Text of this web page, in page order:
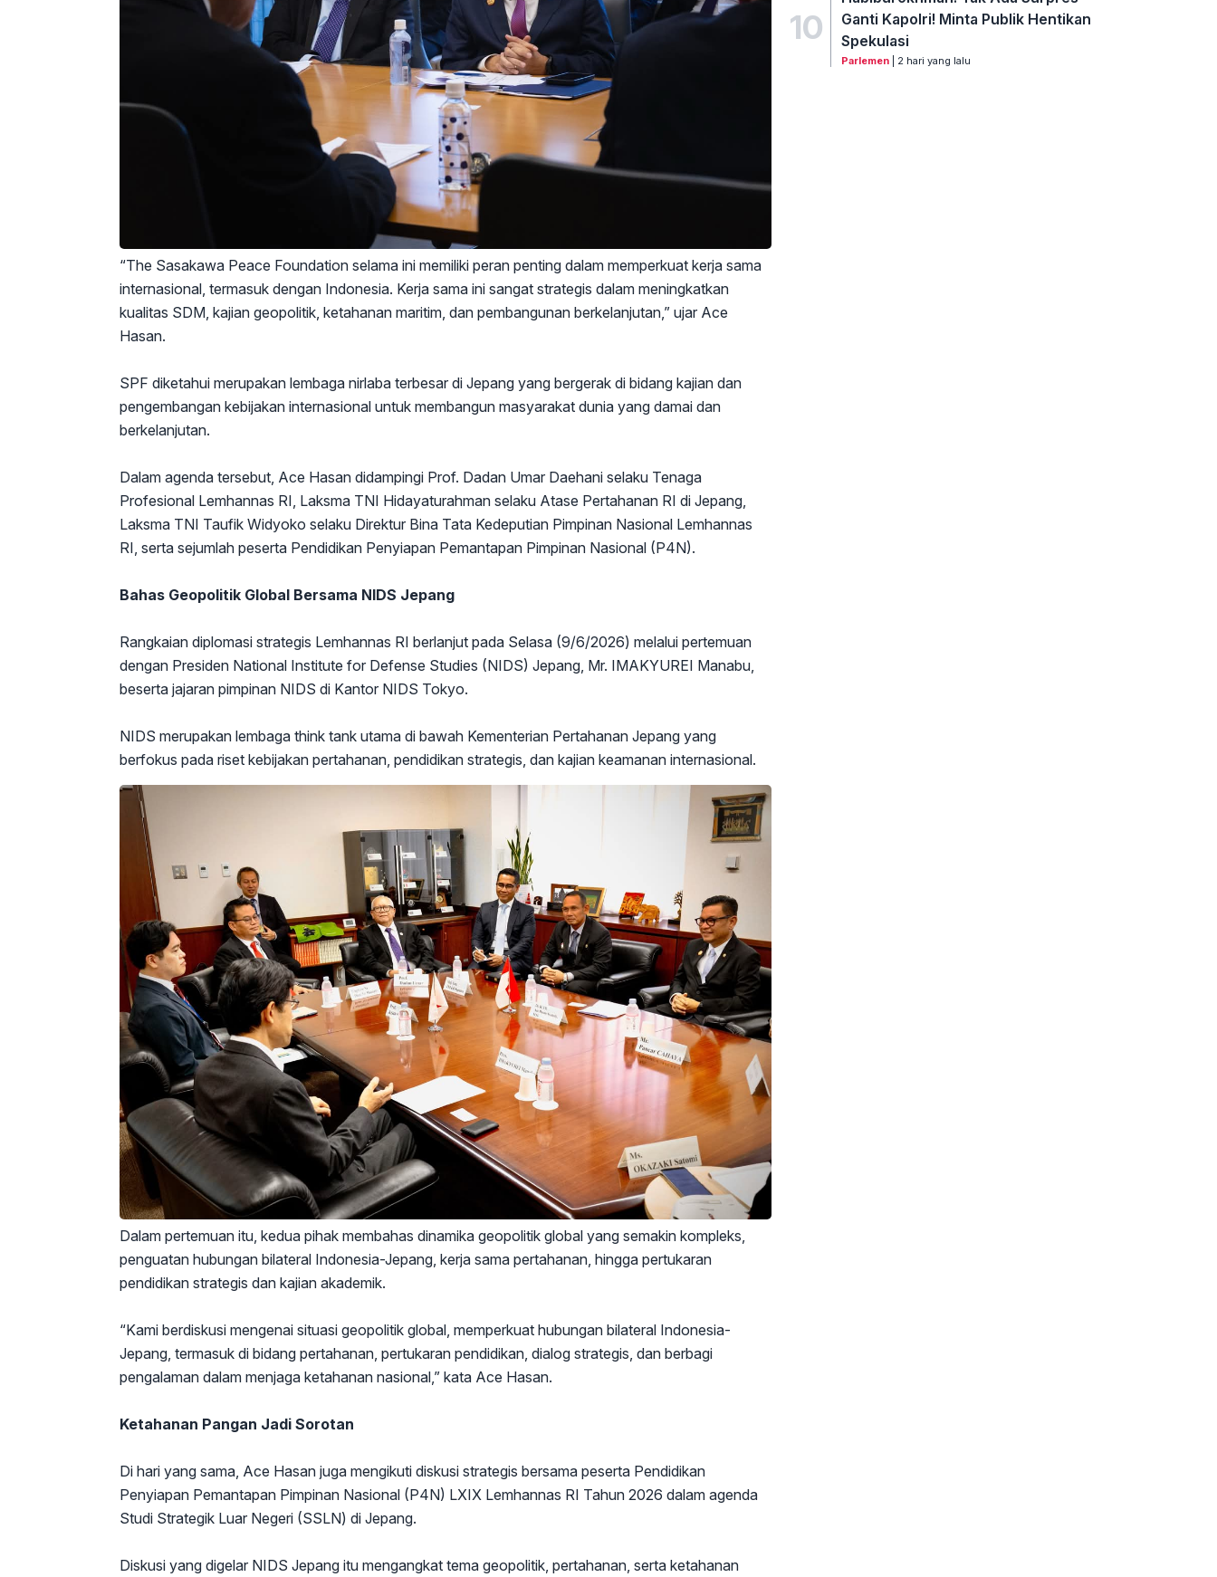
“The Sasakawa Peace Foundation selama ini memiliki peran penting dalam memperkuat kerja sama
internasional, termasuk dengan Indonesia. Kerja sama ini sangat strategis dalam meningkatkan
kualitas SDM, kajian geopolitik, ketahanan maritim, dan pembangunan berkelanjutan,” ujar Ace
Hasan.
SPF diketahui merupakan lembaga nirlaba terbesar di Jepang yang bergerak di bidang kajian dan
pengembangan kebijakan internasional untuk membangun masyarakat dunia yang damai dan
berkelanjutan.
Dalam agenda tersebut, Ace Hasan didampingi Prof. Dadan Umar Daehani selaku Tenaga
Profesional Lemhannas RI, Laksma TNI Hidayaturahman selaku Atase Pertahanan RI di Jepang,
Laksma TNI Taufik Widyoko selaku Direktur Bina Tata Kedeputian Pimpinan Nasional Lemhannas
RI, serta sejumlah peserta Pendidikan Penyiapan Pemantapan Pimpinan Nasional (P4N).
Bahas Geopolitik Global Bersama NIDS Jepang
Rangkaian diplomasi strategis Lemhannas RI berlanjut pada Selasa (9/6/2026) melalui pertemuan
dengan Presiden National Institute for Defense Studies (NIDS) Jepang, Mr. IMAKYUREI Manabu,
beserta jajaran pimpinan NIDS di Kantor NIDS Tokyo.
NIDS merupakan lembaga think tank utama di bawah Kementerian Pertahanan Jepang yang
berfokus pada riset kebijakan pertahanan, pendidikan strategis, dan kajian keamanan internasional.
Dalam pertemuan itu, kedua pihak membahas dinamika geopolitik global yang semakin kompleks,
penguatan hubungan bilateral Indonesia-Jepang, kerja sama pertahanan, hingga pertukaran
pendidikan strategis dan kajian akademik.
“Kami berdiskusi mengenai situasi geopolitik global, memperkuat hubungan bilateral Indonesia-
Jepang, termasuk di bidang pertahanan, pertukaran pendidikan, dialog strategis, dan berbagi
pengalaman dalam menjaga ketahanan nasional,” kata Ace Hasan.
Ketahanan Pangan Jadi Sorotan
Di hari yang sama, Ace Hasan juga mengikuti diskusi strategis bersama peserta Pendidikan
Penyiapan Pemantapan Pimpinan Nasional (P4N) LXIX Lemhannas RI Tahun 2026 dalam agenda
Studi Strategik Luar Negeri (SSLN) di Jepang.
Diskusi yang digelar NIDS Jepang itu mengangkat tema geopolitik, pertahanan, serta ketahanan
10
Ganti Kapolri! Minta Publik Hentikan
Spekulasi
Parlemen | 2 hari yang lalu